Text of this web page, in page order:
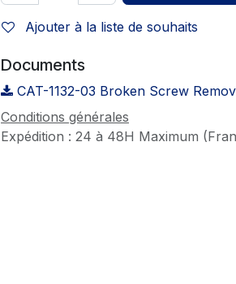
Ajouter à la liste de souhaits
Documents
CAT-1132-03 Broken Screw
Conditions générales
Expédition : 24 à 48H Maximum